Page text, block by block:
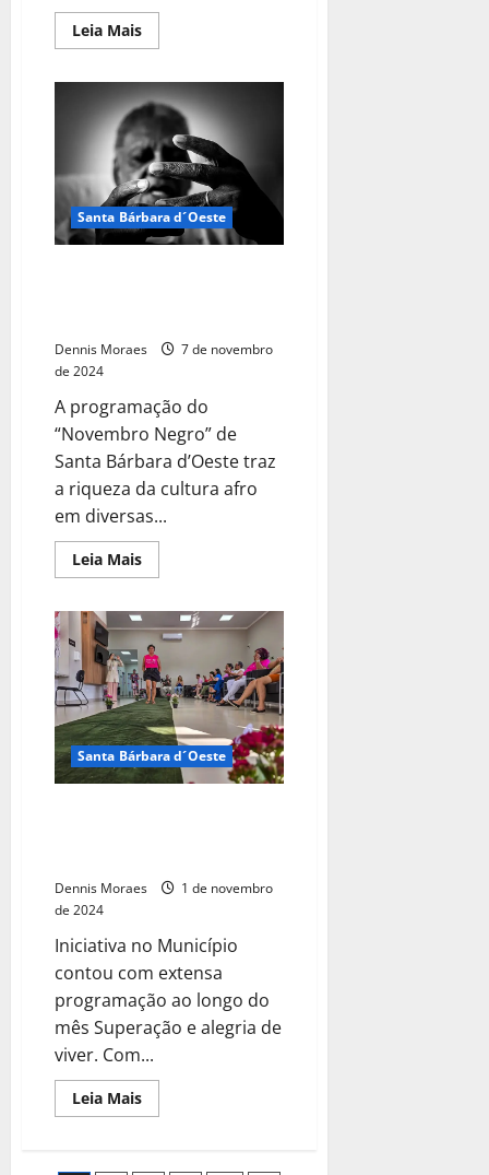
Leia Mais
Santa Bárbara d´Oeste
Dennis Moraes
7 de novembro
de 2024
A programação do
“Novembro Negro” de
Santa Bárbara d’Oeste traz
a riqueza da cultura afro
em diversas...
Leia Mais
Santa Bárbara d´Oeste
Dennis Moraes
1 de novembro
de 2024
Iniciativa no Município
contou com extensa
programação ao longo do
mês Superação e alegria de
viver. Com...
Leia Mais